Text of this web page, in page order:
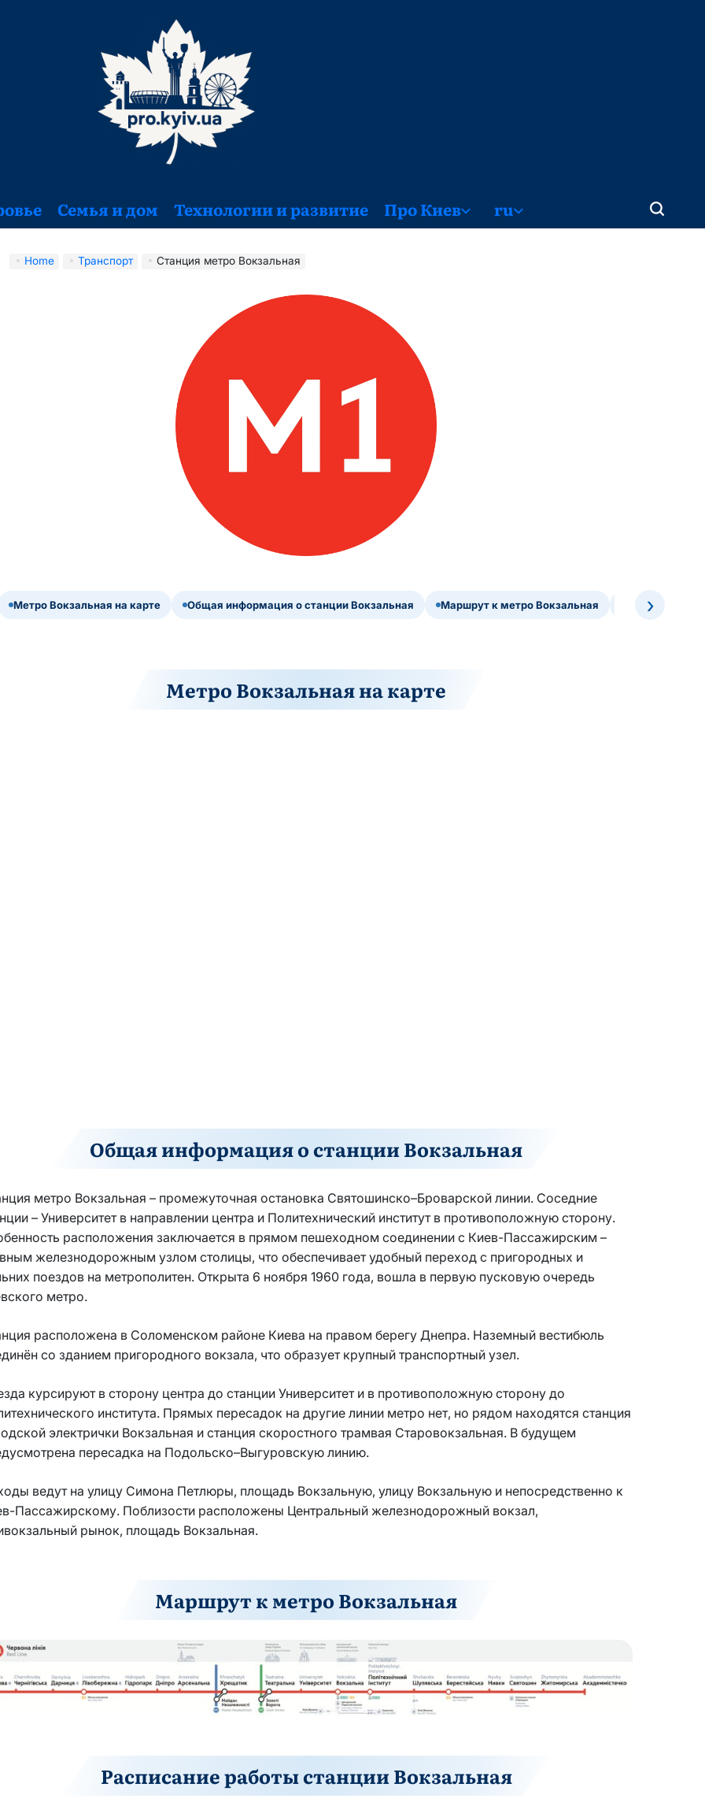
Семья и дом Технологии и развитие Про Киев ru
Home Транспорт Станция метро Вокзальная
Метро Вокзальная на карте Общая информация о станции Вокзальная Маршрут к метро Вокзальная Расписание
›
Метро Вокзальная на карте
Общая информация о станции Вокзальная
метро Вокзальная – промежуточная остановка Святошинско–Броварской линии. Соседние
– Университет в направлении центра и Политехнический институт в противоположную сторону.
расположения заключается в прямом пешеходном соединении с Киев-Пассажирским –
железнодорожным узлом столицы, что обеспечивает удобный переход с пригородных и
поездов на метрополитен. Открыта 6 ноября 1960 года, вошла в первую пусковую очередь
метро.
расположена в Соломенском районе Киева на правом берегу Днепра. Наземный вестибюль
со зданием пригородного вокзала, что образует крупный транспортный узел.
курсируют в сторону центра до станции Университет и в противоположную сторону до
института. Прямых пересадок на другие линии метро нет, но рядом находятся станция
электрички Вокзальная и станция скоростного трамвая Старовокзальная. В будущем
пересадка на Подольско–Выгуровскую линию.
ведут на улицу Симона Петлюры, площадь Вокзальную, улицу Вокзальную и непосредственно к
Пассажирскому. Поблизости расположены Центральный железнодорожный вокзал,
рынок, площадь Вокзальная.
Маршрут к метро Вокзальная
Расписание работы станции Вокзальная